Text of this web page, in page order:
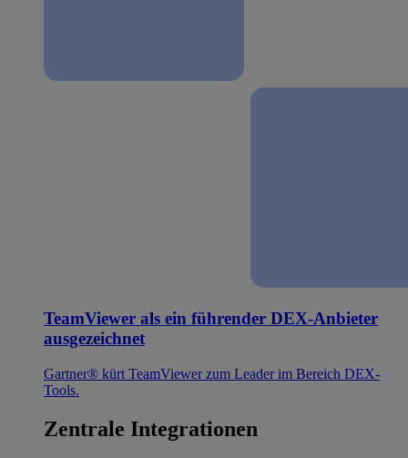
TeamViewer als ein führender DEX-Anbieter
ausgezeichnet
Gartner® kürt TeamViewer zum Leader im Bereich DEX-
Tools.
Zentrale Integrationen